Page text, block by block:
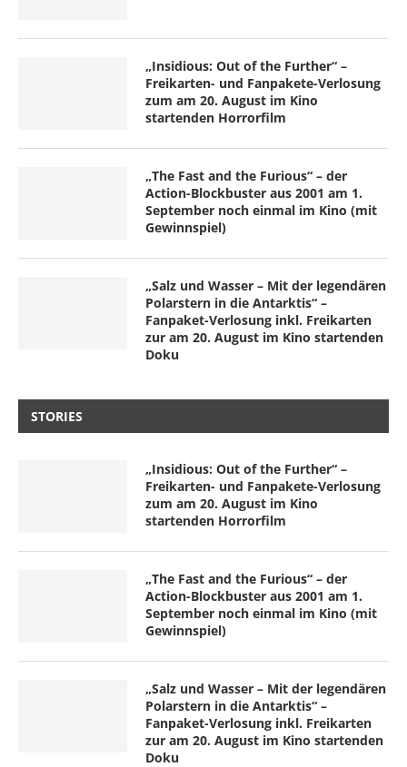
„Insidious: Out of the Further“ –
Freikarten- und Fanpakete-Verlosung
zum am 20. August im Kino
startenden Horrorfilm
„The Fast and the Furious“ – der
Action-Blockbuster aus 2001 am 1.
September noch einmal im Kino (mit
Gewinnspiel)
„Salz und Wasser – Mit der legendären
Polarstern in die Antarktis“ –
Fanpaket-Verlosung inkl. Freikarten
zur am 20. August im Kino startenden
Doku
STORIES
„Insidious: Out of the Further“ –
Freikarten- und Fanpakete-Verlosung
zum am 20. August im Kino
startenden Horrorfilm
„The Fast and the Furious“ – der
Action-Blockbuster aus 2001 am 1.
September noch einmal im Kino (mit
Gewinnspiel)
„Salz und Wasser – Mit der legendären
Polarstern in die Antarktis“ –
Fanpaket-Verlosung inkl. Freikarten
zur am 20. August im Kino startenden
Doku